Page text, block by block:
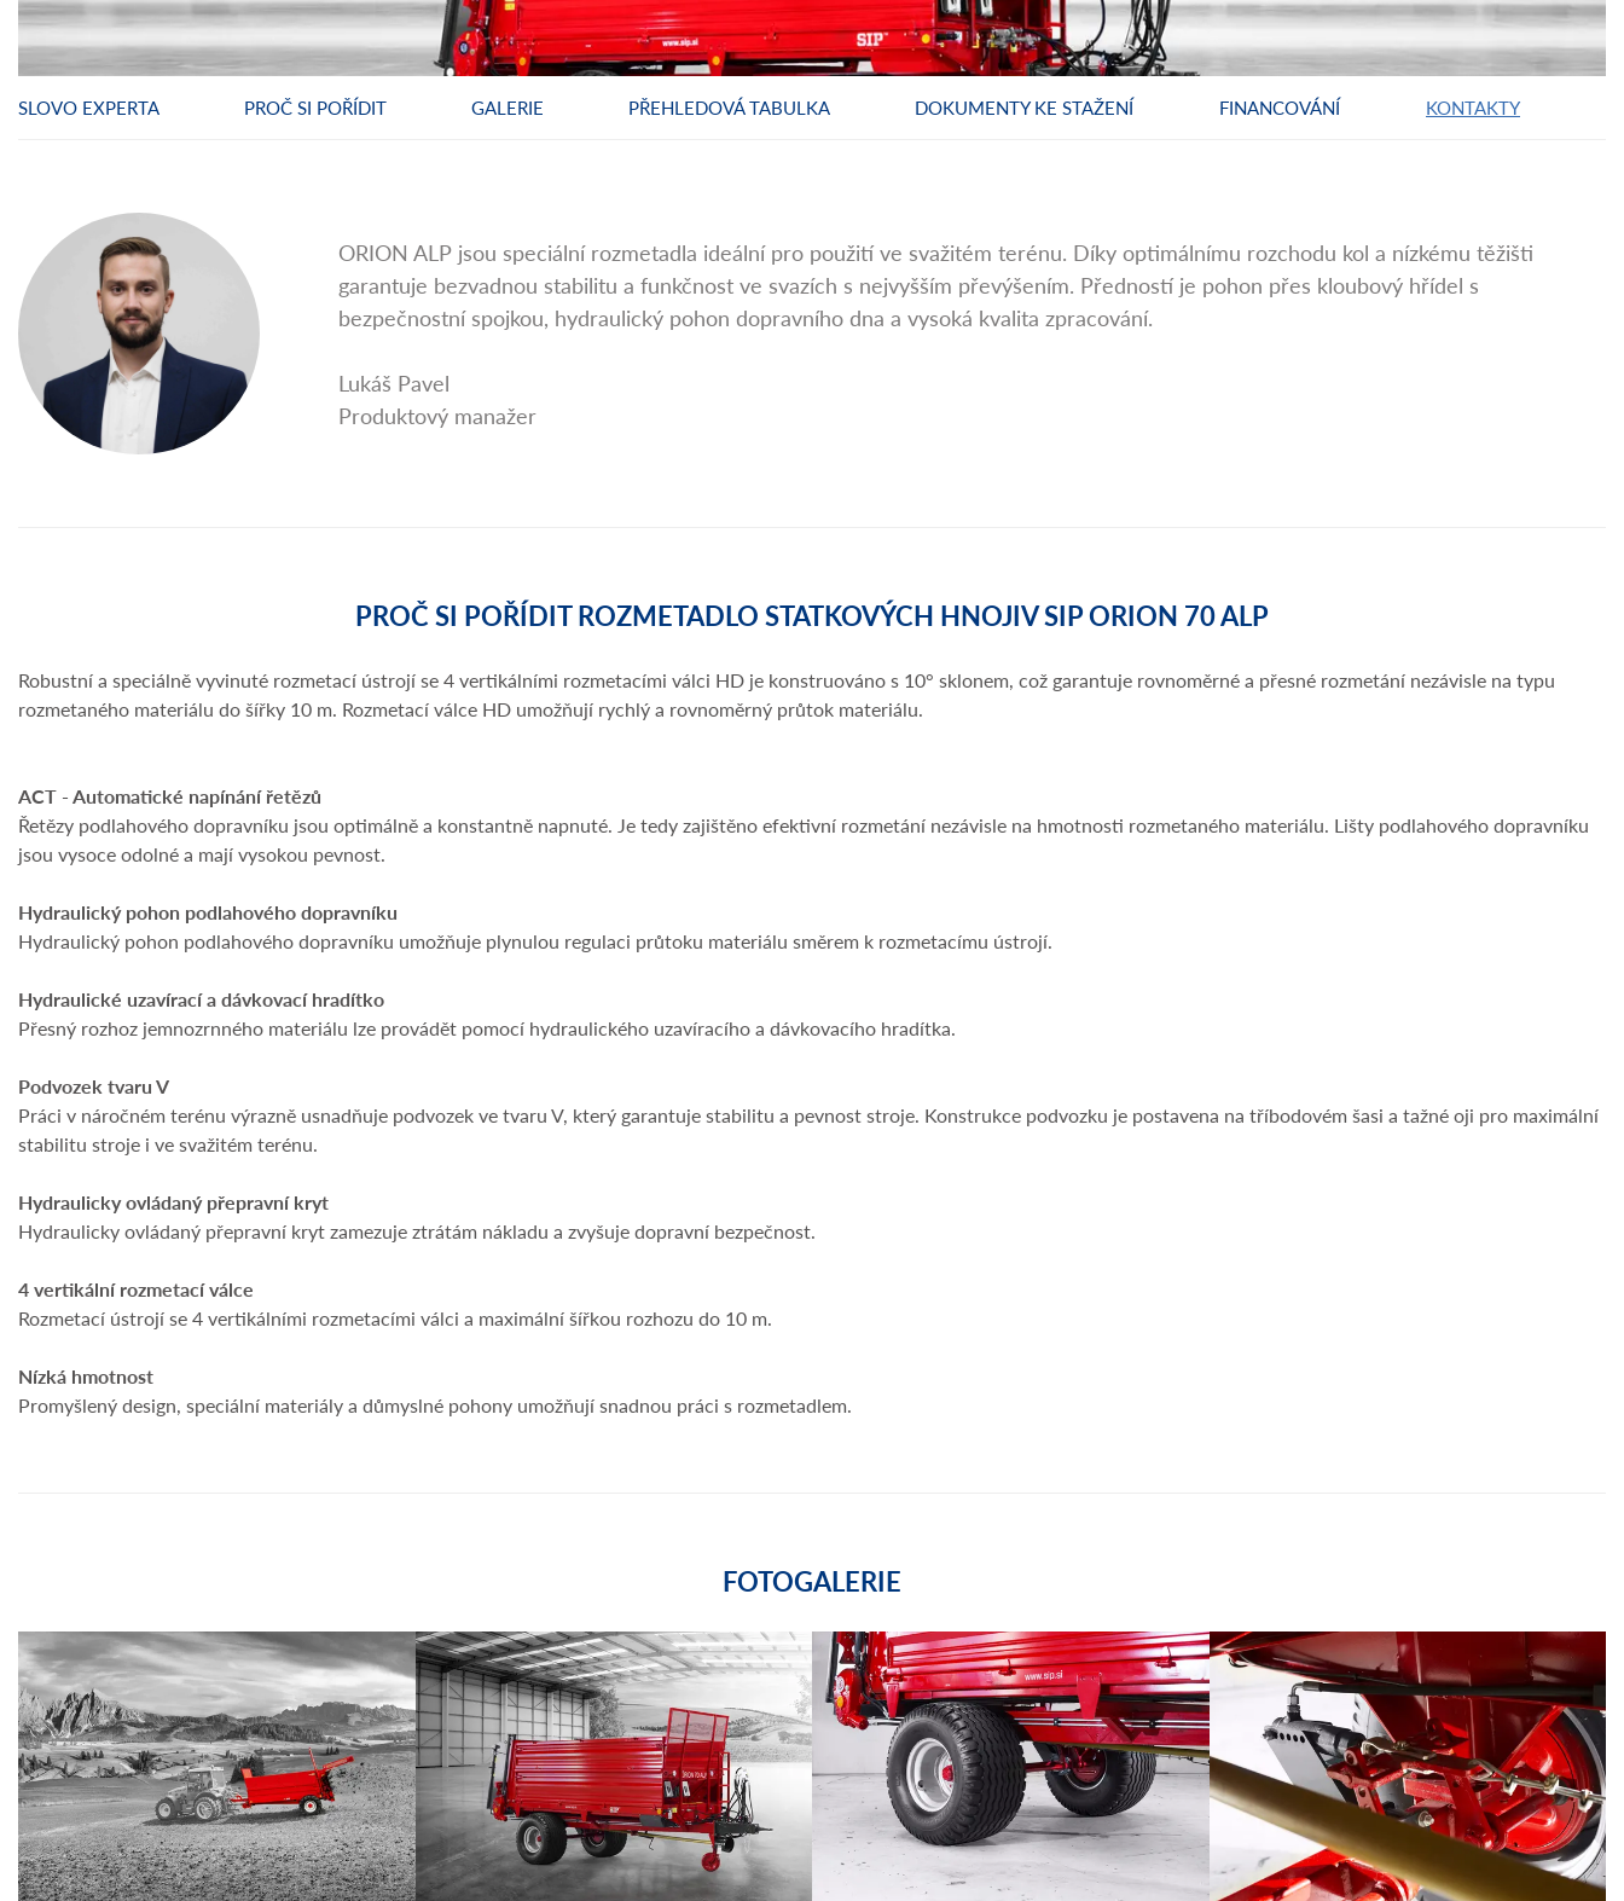
SLOVO EXPERTA PROČ SI POŘÍDIT GALERIE PŘEHLEDOVÁ TABULKA DOKUMENTY KE STAŽENÍ FINANCOVÁNÍ KONTAKTY
ORION ALP jsou speciální rozmetadla ideální pro použití ve svažitém terénu. Díky optimálnímu rozchodu kol a nízkému těžišti
garantuje bezvadnou stabilitu a funkčnost ve svazích s nejvyšším převýšením. Předností je pohon přes kloubový hřídel s
bezpečnostní spojkou, hydraulický pohon dopravního dna a vysoká kvalita zpracování.
Lukáš Pavel
Produktový manažer
PROČ SI POŘÍDIT ROZMETADLO STATKOVÝCH HNOJIV SIP ORION 70 ALP
Robustní a speciálně vyvinuté rozmetací ústrojí se 4 vertikálními rozmetacími válci HD je konstruováno s 10° sklonem, což garantuje rovnoměrné a přesné rozmetání nezávisle na typu
rozmetaného materiálu do šířky 10 m. Rozmetací válce HD umožňují rychlý a rovnoměrný průtok materiálu.
ACT - Automatické napínání řetězů
Řetězy podlahového dopravníku jsou optimálně a konstantně napnuté. Je tedy zajištěno efektivní rozmetání nezávisle na hmotnosti rozmetaného materiálu. Lišty podlahového dopravníku
jsou vysoce odolné a mají vysokou pevnost.
Hydraulický pohon podlahového dopravníku
Hydraulický pohon podlahového dopravníku umožňuje plynulou regulaci průtoku materiálu směrem k rozmetacímu ústrojí.
Hydraulické uzavírací a dávkovací hradítko
Přesný rozhoz jemnozrnného materiálu lze provádět pomocí hydraulického uzavíracího a dávkovacího hradítka.
Podvozek tvaru V
Práci v náročném terénu výrazně usnadňuje podvozek ve tvaru V, který garantuje stabilitu a pevnost stroje. Konstrukce podvozku je postavena na tříbodovém šasi a tažné oji pro maximální
stabilitu stroje i ve svažitém terénu.
Hydraulicky ovládaný přepravní kryt
Hydraulicky ovládaný přepravní kryt zamezuje ztrátám nákladu a zvyšuje dopravní bezpečnost.
4 vertikální rozmetací válce
Rozmetací ústrojí se 4 vertikálními rozmetacími válci a maximální šířkou rozhozu do 10 m.
Nízká hmotnost
Promyšlený design, speciální materiály a důmyslné pohony umožňují snadnou práci s rozmetadlem.
FOTOGALERIE